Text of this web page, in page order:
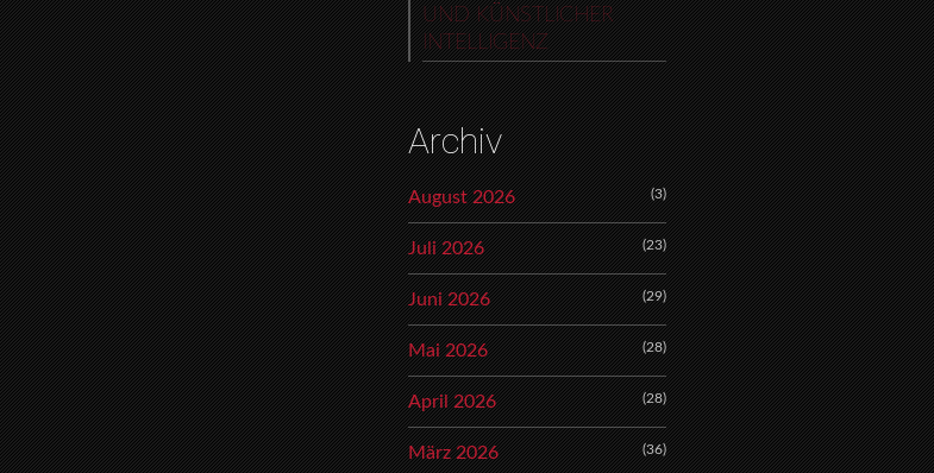
UND KÜNSTLICHER
INTELLIGENZ
Archiv
August 2026 (3)
Juli 2026 (23)
Juni 2026 (29)
Mai 2026 (28)
April 2026 (28)
März 2026 (36)